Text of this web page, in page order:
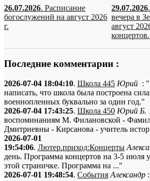
26.07.2026. Расписание
богослужений на август 2026
г.
29.07.2026
вечера в
август
концертов.
Последние комментарии :
2026-07-04 18:04:10. Школа 445 Юрий :
написать, что школа была построена
военнопленных буквально за один год."
2026-07-04 17:43:25. Школа 450 Юрий Б.
воспоминаниям М. Филановской -
Дмитриевны - Кирсанова - учитель
2026-07-01
19:54:06. Лютер.приход:Концерты
день. Программа концертов на 3-5 июля
этой страничке. Программа на ..."
2026-07-01 19:48:54. События Александр